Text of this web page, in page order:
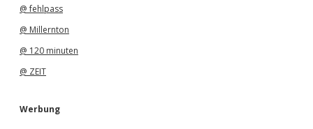
@ fehlpass
@ Millernton
@ 120 minuten
@ ZEIT
Werbung